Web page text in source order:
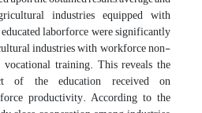
industries equipped with
laborforce were significantly
industries with workforce non-
training. This reveals the
of the education received on
productivity. According to the